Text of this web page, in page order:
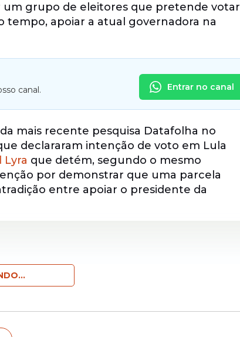
um grupo de eleitores que pretende votar
tempo, apoiar a atual governadora na
canal. Entrar no canal
mais recente pesquisa Datafolha no
declararam intenção de voto em Lula
Lyra que detém, segundo o mesmo
por demonstrar que uma parcela
entre apoiar o presidente da